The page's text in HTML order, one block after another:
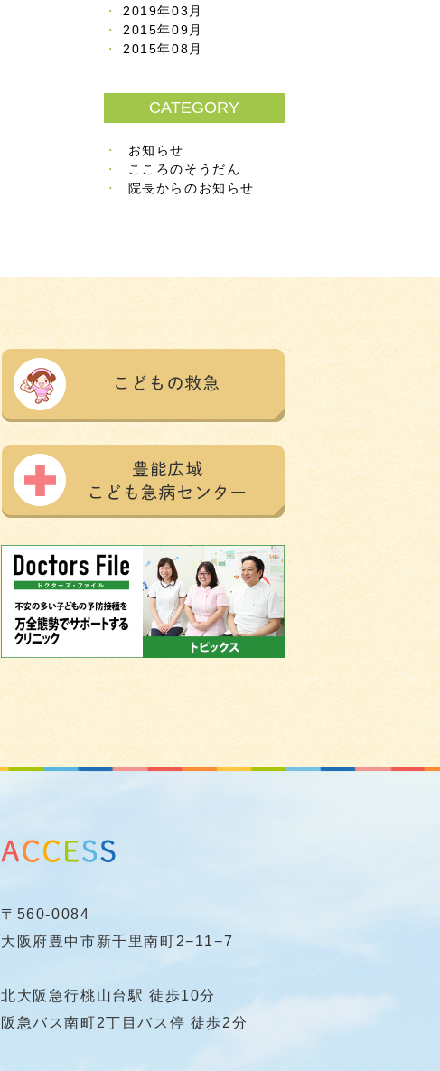
2019年03月
2015年09月
2015年08月
CATEGORY
お知らせ
こころのそうだん
院長からのお知らせ
〒560-0084
大阪府豊中市新千里南町2−11−7
北大阪急行桃山台駅 徒歩10分
阪急バス南町2丁目バス停 徒歩2分